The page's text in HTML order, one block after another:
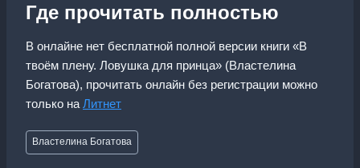
Где прочитать полностью
В онлайне нет бесплатной полной версии книги «В
твоём плену. Ловушка для принца» (Властелина
Богатова), прочитать онлайн без регистрации можно
только на Литнет
Метки
записи:
Властелина Богатова